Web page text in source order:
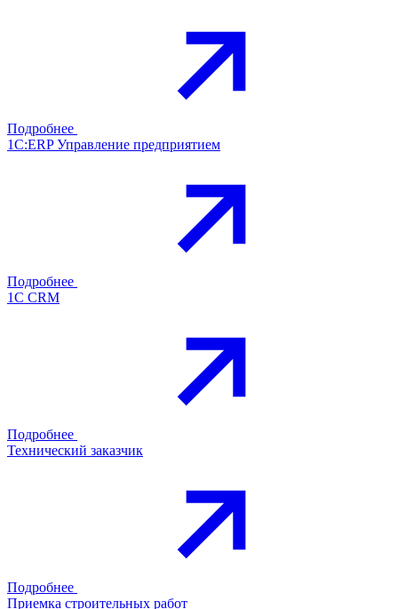
Подробнее
1С:ERP Управление предприятием
Подробнее
1С CRM
Подробнее
Технический заказчик
Подробнее
Приемка строительных работ